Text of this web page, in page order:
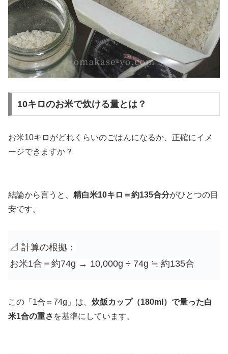
10キロのお米で炊ける量とは？
お米10キロがどれくらいのごはんになるか、正確にイメ
ージできますか？
結論から言うと、 精白米10キロ＝約135合分がひとつの目
安です。
📐 計算の根拠：
お米1合＝約74g → 10,000g ÷ 74g ≒ 約135合
この「1合＝74g」は、 炊飯カップ（180ml）で量った白
米1合の重さ を基準にしています。